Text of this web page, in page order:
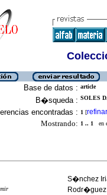
Base de datos : article
B�squeda : SOLES
encontradas : 1 [refinar
Mostrando: 1 .. 1 en
S�nchez